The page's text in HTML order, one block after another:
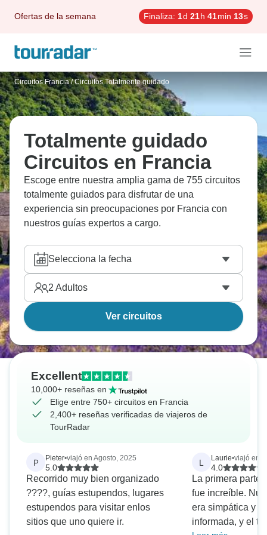
Ofertas de la semana Finaliza: 1d 21h 41min 12s
Circuitos Francia / Circuitos Totalmente guidado
Totalmente guidado
Circuitos en Francia
Escoge entre nuestra amplia gama de 755 circuitos
totalmente guiados para disfrutar de una
experiencia sin preocupaciones por Francia con
nuestros guías expertos a cargo.
Selecciona la fecha
2 Adultos
Ver circuitos
Excellent
10,000+ reseñas en
Elige entre 750+ circuitos en Francia
2,400+ reseñas verificadas de viajeros de
TourRadar
P Pieter•viajó en Agosto, 2025
5.0
Recorrido muy bien organizado
????, guías estupendos, lugares
estupendos para visitar enlos
sitios que uno quiere ir.
L Laurie•viajó en
4.0
La primera parte
fue increíble.
era simpática y
informada, y el